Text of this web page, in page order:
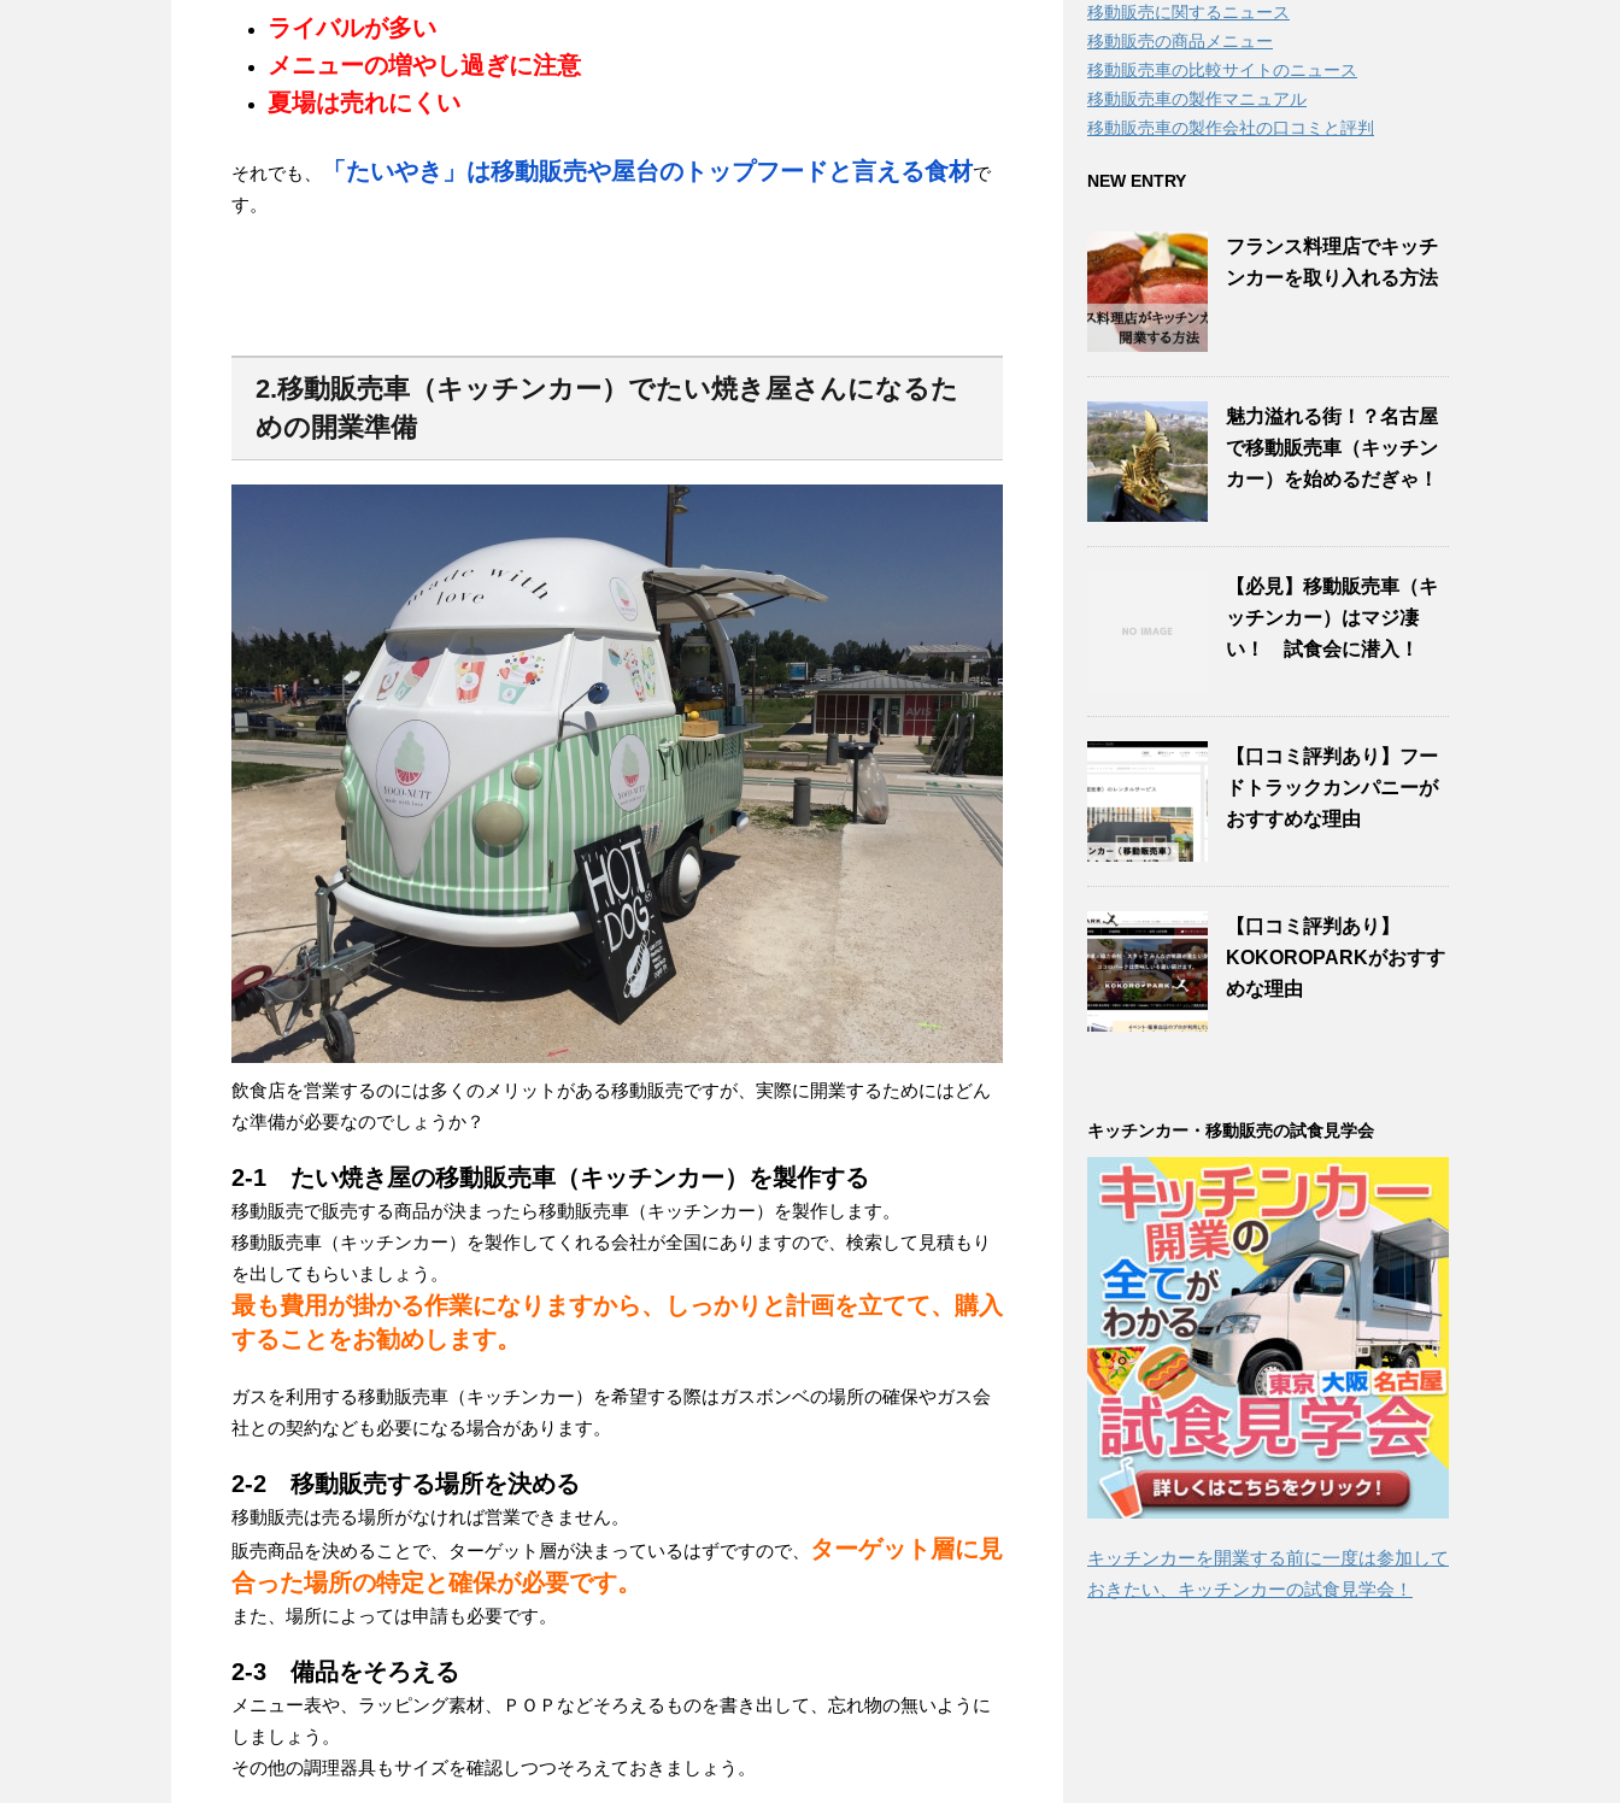
ライバルが多い
メニューの増やし過ぎに注意
夏場は売れにくい
それでも、 「たいやき」は移動販売や屋台のトップフードと言える食材で
す。
2.移動販売車（キッチンカー）でたい焼き屋さんになるた
めの開業準備
飲食店を営業するのには多くのメリットがある移動販売ですが、実際に開業するためにはどん
な準備が必要なのでしょうか？
2-1 たい焼き屋の移動販売車（キッチンカー）を製作する
移動販売で販売する商品が決まったら移動販売車（キッチンカー）を製作します。
移動販売車（キッチンカー）を製作してくれる会社が全国にありますので、検索して見積もり
を出してもらいましょう。
最も費用が掛かる作業になりますから、しっかりと計画を立てて、購入
することをお勧めします。
ガスを利用する移動販売車（キッチンカー）を希望する際はガスボンベの場所の確保やガス会
社との契約なども必要になる場合があります。
2-2 移動販売する場所を決める
移動販売は売る場所がなければ営業できません。
販売商品を決めることで、ターゲット層が決まっているはずですので、
ターゲット層に見
合った場所の特定と確保が必要です。
また、場所によっては申請も必要です。
2-3 備品をそろえる
メニュー表や、ラッピング素材、ＰＯＰなどそろえるものを書き出して、忘れ物の無いように
しましょう。
その他の調理器具もサイズを確認しつつそろえておきましょう。
移動販売に関するニュース
移動販売の商品メニュー
移動販売車の比較サイトのニュース
移動販売車の製作マニュアル
移動販売車の製作会社の口コミと評判
NEW ENTRY
フランス料理店でキッチ
ンカーを取り入れる方法
魅力溢れる街！？名古屋
で移動販売車（キッチン
カー）を始めるだぎゃ！
【必見】移動販売車（キ
ッチンカー）はマジ凄
い！ 試食会に潜入！
【口コミ評判あり】フー
ドトラックカンパニーが
おすすめな理由
【口コミ評判あり】
KOKOROPARKがおすす
めな理由
キッチンカー・移動販売の試食見学会
キッチンカーを開業する前に一度は参加して
おきたい、キッチンカーの試食見学会！